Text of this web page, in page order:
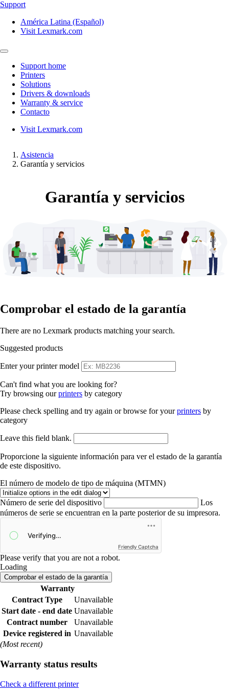
Support
América Latina (Español)
Visit Lexmark.com
Support home
Printers
Solutions
Drivers & downloads
Warranty & service
Contacto
Visit Lexmark.com
Asistencia
Garantía y servicios
Garantía y servicios
Comprobar el estado de la garantía
There are no Lexmark products matching your search.
Suggested products
Enter your printer model
Can't find what you are looking for?
Try browsing ourprinters by category
Please check spelling and try again or browse for yourprinters by
category
Leave this field blank.
Proporcione la siguiente información para ver el estado de la garantía
de este dispositivo.
El número de modelo de tipo de máquina (MTMN)
Número de serie del dispositivo
Los
números de serie se encuentran en la parte posterior de su impresora.
Friendly Captcha
Please verify that you are not a robot.
Loading
Comprobar el estado de la garantía
Warranty
Contract Type
Unavailable
Start date - end date Unavailable
Contract number
Unavailable
Device registered in Unavailable
(Most recent)
Warranty status results
Check a different printer